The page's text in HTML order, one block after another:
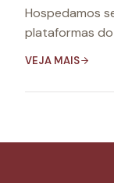
Hospedamos
plataformas do
VEJA MAIS